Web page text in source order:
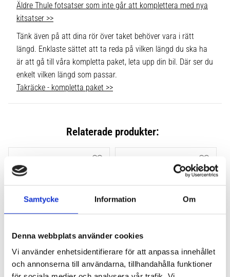
Samtycke Information Om
Denna webbplats använder cookies
Vi använder enhetsidentifierare för att anpassa innehållet
och annonserna till användarna, tillhandahålla funktioner
Äldre Thule fotsatser som inte går att komplettera med nya
kitsatser >>
Tänk även på att dina rör över taket behöver vara i rätt
längd. Enklaste sättet att ta reda på vilken längd du ska ha
är att gå till våra kompletta paket, leta upp din bil. Där ser du
enkelt vilken längd som passar.
Takräcke - kompletta paket >>
Relaterade produkter:
THULE FLUSH RAIL EVO
4-PACK 710600
THULE FLUSH RAIL
EDGE FOTSATS 4-PACK
Lägg